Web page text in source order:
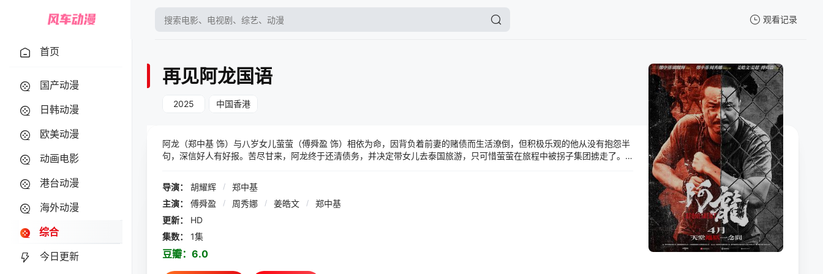
观看记录
暂无观看影片的记录
首页
国产动漫
日韩动漫
欧美动漫
动画电影
港台动漫
海外动漫
综合
今日更新
再见阿龙国语
2025 中国香港
阿龙（郑中基 饰）与八岁女儿萤萤（傅舜盈 饰）相依为命，因背负着前妻的赌债而生活潦倒，但积极乐观的他从没有抱怨半
句，深信好人有好报。苦尽甘来，阿龙终于还清债务，并决定带女儿去泰国旅游，只可惜萤萤在旅程中被拐子集团掳走了。
团的消息，不惜牺牲一切的阿龙，化身成双手沾血的复仇者。最后他能够重拾昔日的善念，大彻大悟；还是坠入万劫不复的
仇恨地狱呢？
导演： 胡耀辉 /
郑中基
主演：
傅舜盈 / 周秀娜 / 姜皓文 /
郑中基
更新：
HD
集数：
1集
豆瓣： 6.0